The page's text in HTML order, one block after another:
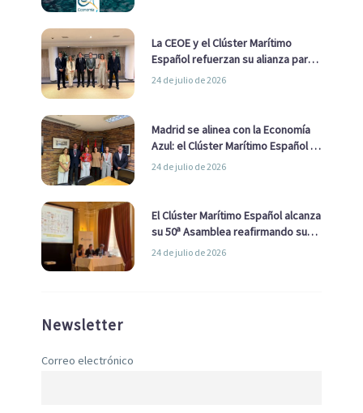
La CEOE y el Clúster Marítimo
Español refuerzan su alianza para
impulsar una estrategia Nacional
24 de julio de 2026
Madrid se alinea con la Economía
Azul: el Clúster Marítimo Español y
la Real Liga Naval avanzan alianzas
24 de julio de 2026
El Clúster Marítimo Español alcanza
su 50ª Asamblea reafirmando su
liderazgo en la Economía Azul
24 de julio de 2026
Newsletter
Correo electrónico